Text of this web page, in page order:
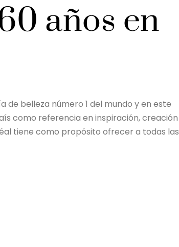
años en
de belleza número 1 del mundo y en este
como referencia en inspiración, creación
tiene como propósito ofrecer a todas las